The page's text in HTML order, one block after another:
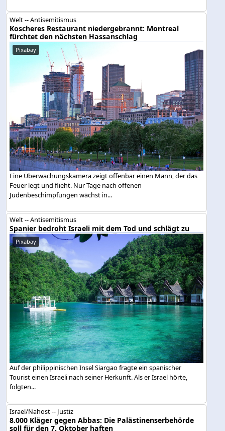
Welt -- Antisemitismus
Koscheres Restaurant niedergebrannt: Montreal
fürchtet den nächsten Hassanschlag
Pixabay
Eine Überwachungskamera zeigt offenbar einen Mann, der das
Feuer legt und flieht. Nur Tage nach offenen
Judenbeschimpfungen wächst in...
Welt -- Antisemitismus
Spanier bedroht Israeli mit dem Tod und schlägt zu
Pixabay
Auf der philippinischen Insel Siargao fragte ein spanischer
Tourist einen Israeli nach seiner Herkunft. Als er Israel hörte,
folgten...
Israel/Nahost -- Justiz
8.000 Kläger gegen Abbas: Die Palästinenserbehörde
soll für den 7. Oktober haften